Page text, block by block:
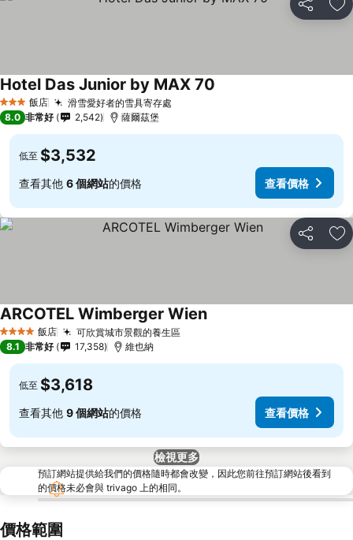
分享 加
3 星級 飯店 滑雪愛好者的雪具寄存處
Hotel Das Junior by MAX 70
8.0 非常好 2,542 薩爾茲堡
低至 $3,532
查看其他 6 個網站的價格 查看價格
分享 加
4 星級 飯店 可欣賞城市景觀的養生區
ARCOTEL Wimberger Wien
8.1 非常好 17,358 維也納
低至 $3,618
查看其他 9 個網站的價格 查看價格
檢視更多
預訂網站提供給我們的價格隨時都會改變，因此您前往預訂網站後看到
的價格未必會與 trivago 上的相同。
價格範圍